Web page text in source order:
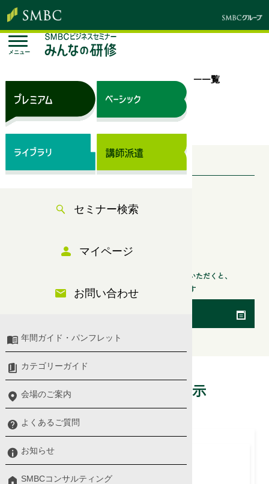
メニュー
セミナー検索
マイページ
お問い合わせ
年間ガイド・パンフレット
カテゴリーガイド
会場のご案内
よくあるご質問
お知らせ
SMBCコンサルティング
トップページ セミナー検索 のセミナー一覧
のセミナー一覧
ベーシックサブスク
2026年8月7日〜2027年8月7日
検索条件からセミナー会場や開催日などを指定いただくと、
より探したいセミナーが検索できます
9件中 1-9件を表示
若手社員のためのロジカルシンキング研修
2026/08/18
10:00 〜 17:00